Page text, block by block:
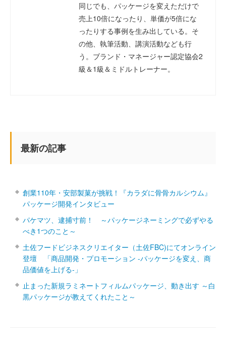
同じでも、パッケージを変えただけで
売上10倍になったり、単価が5倍にな
ったりする事例を生み出している。そ
の他、執筆活動、講演活動なども行
う。ブランド・マネージャー認定協会2
級＆1級＆ミドルトレーナー。
最新の記事
創業110年・安部製菓が挑戦！『カラダに骨骨カルシウム』
パッケージ開発インタビュー
パケマツ、逮捕寸前！ ～パッケージネーミングで必ずやる
べき1つのこと～
土佐フードビジネスクリエイター（土佐FBC)にてオンライン
登壇 「商品開発・プロモーション ‐パッケージを変え、商
品価値を上げる‐」
止まった新規ラミネートフィルムパッケージ、動き出す ～白
黒パッケージが教えてくれたこと～